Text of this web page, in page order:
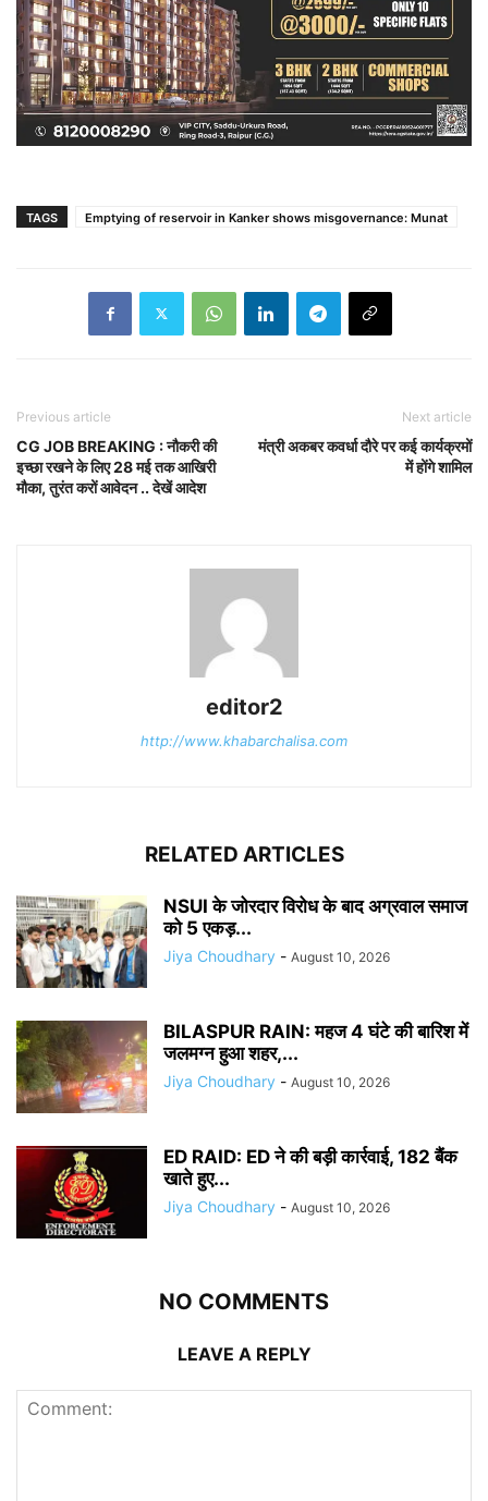
TAGS Emptying of reservoir in Kanker shows misgovernance: Munat
Previous article
CG JOB BREAKING : नौकरी की
इच्छा रखने के लिए 28 मई तक आखिरी
मौका, तुरंत करों आवेदन .. देखें आदेश
Next article
मंत्री अकबर कवर्धा दौरे पर कई कार्यक्रमों
में होंगे शामिल
editor2
http://www.khabarchalisa.com
RELATED ARTICLES
NSUI के जोरदार विरोध के बाद अग्रवाल समाज
को 5 एकड़...
Jiya Choudhary - August 10, 2026
BILASPUR RAIN: महज 4 घंटे की बारिश में
जलमग्न हुआ शहर,...
Jiya Choudhary - August 10, 2026
ED RAID: ED ने की बड़ी कार्रवाई, 182 बैंक
खाते हुए...
Jiya Choudhary - August 10, 2026
NO COMMENTS
LEAVE A REPLY